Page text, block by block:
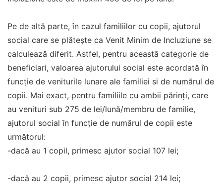
Pe de altă parte, în cazul familiilor cu copii, ajutorul
social care se plătește ca Venit Minim de Incluziune se
calculează diferit. Astfel, pentru această categorie de
beneficiari, valoarea ajutorului social este acordată în
funcție de veniturile lunare ale familiei si de numărul de
copii. Mai exact, pentru familiile cu ambii părinți, care
au venituri sub 275 de lei/lună/membru de familie,
ajutorul social în funcție de numărul de copii este
următorul:
-dacă au 1 copil, primesc ajutor social 107 lei;
-dacă au 2 copii, primesc ajutor social 214 lei;